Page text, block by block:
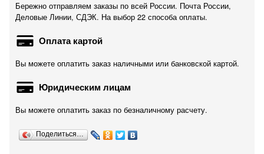
Бережно отправляем заказы по всей России. Почта России,
Деловые Линии, СДЭК. На выбор 22 способа оплаты.
Оплата картой
Вы можете оплатить заказ наличными или банковской картой.
Юридическим лицам
Вы можете оплатить заказ по безналичному расчету.
Поделиться…